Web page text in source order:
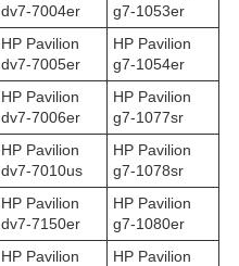
dv7-7004er
g7-1053er
HP Pavilion
dv7-7005er
HP Pavilion
g7-1054er
HP Pavilion
dv7-7006er
HP Pavilion
g7-1077sr
HP Pavilion
dv7-7010us
HP Pavilion
g7-1078sr
HP Pavilion
dv7-7150er
HP Pavilion
g7-1080er
HP Pavilion
HP Pavilion